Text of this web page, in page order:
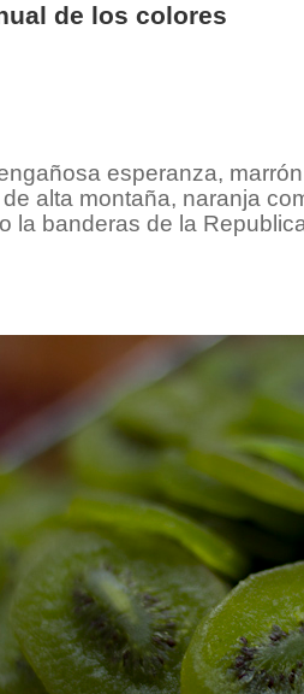
de los colores
esperanza,
alta montaña, naranja
la banderas de la